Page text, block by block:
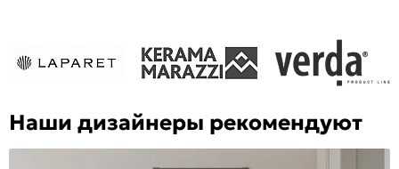
Наши дизайнеры рекомендуют